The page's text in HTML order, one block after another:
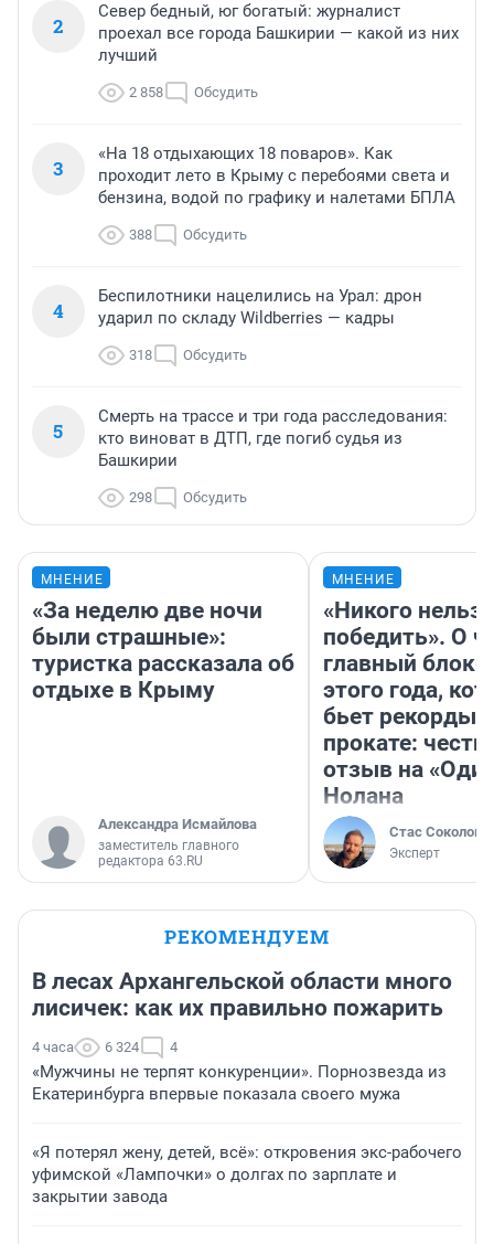
2
Север бедный, юг богатый: журналист
проехал все города Башкирии — какой из них
лучший
2 858 Обсудить
3
«На 18 отдыхающих 18 поваров». Как
проходит лето в Крыму с перебоями света и
бензина, водой по графику и налетами БПЛА
388 Обсудить
4
Беспилотники нацелились на Урал: дрон
ударил по складу Wildberries — кадры
318 Обсудить
5
Смерть на трассе и три года расследования:
кто виноват в ДТП, где погиб судья из
Башкирии
298 Обсудить
МНЕНИЕ
«За неделю две ночи
были страшные»:
туристка рассказала об
отдыхе в Крыму
Александра Исмайлова
заместитель главного
редактора 63.RU
МНЕНИЕ
«Никого нельзя
победить». О
главный
этого года,
бьет рекорды в
прокате:
отзыв на
Нолана
Стас Соколов
Эксперт
РЕКОМЕНДУЕМ
В лесах Архангельской области много
лисичек: как их правильно пожарить
4 часа 6 324 4
«Мужчины не терпят конкуренции». Порнозвезда из
Екатеринбурга впервые показала своего мужа
«Я потерял жену, детей, всё»: откровения экс-рабочего
уфимской «Лампочки» о долгах по зарплате и
закрытии завода